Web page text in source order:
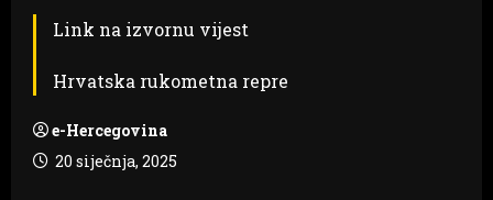
Link na izvornu vijest
Hrvatska rukometna repre
e-Hercegovina
20 siječnja, 2025